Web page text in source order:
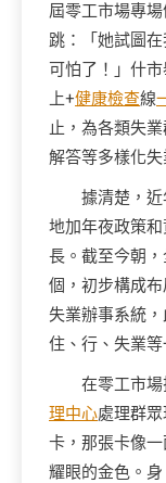
屆零工市場專
跳：「她試圖
可怕了！」什
上+健康檢查線
止，為各類失
解答等多樣化失
據清楚，
地加年夜政策
長。截至今朝
個，初步構成
失業辦事系統
住、行、失業等
在零工市
理中心處理群
卡，那張卡像
耀眼的金色。